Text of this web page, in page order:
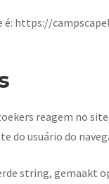
é: https://
reagem no
do usuário do
string, gemaakt